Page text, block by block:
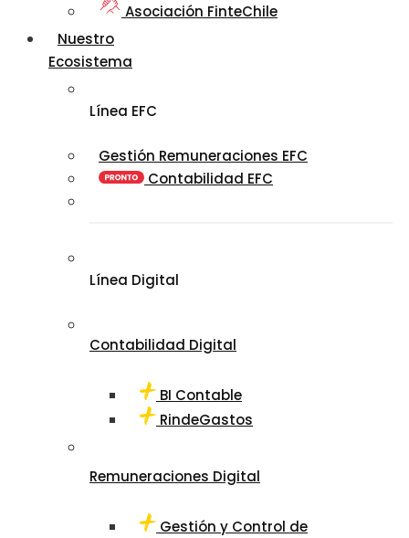
Asociación FinteChile
Nuestro
Ecosistema
Línea EFC
Gestión Remuneraciones EFC
Contabilidad EFC
Línea Digital
Contabilidad Digital
BI Contable
RindeGastos
Remuneraciones Digital
Gestión y Control de